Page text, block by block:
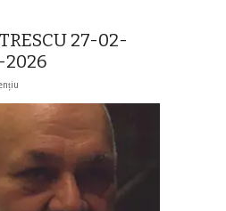
27-02-
2026